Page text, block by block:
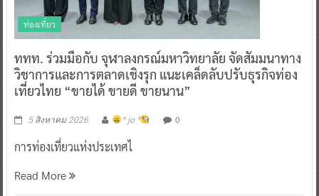
ท่องเที่ยว
ททท. ร่วมมือกับ จุฬาลงกรณ์มหาวิทยาลัย จัดสัมมนาทาง
วิชาการและการตลาดเชิงรุก แนะเคล็ดลับปรับธุรกิจท่อง
เที่ยวไทย “ขายได้ ขายดี ขายนาน”
5 สิงหาคม 2026 ^ jo ^ 0
การท่องเที่ยวแห่งประเทศไ
Read More